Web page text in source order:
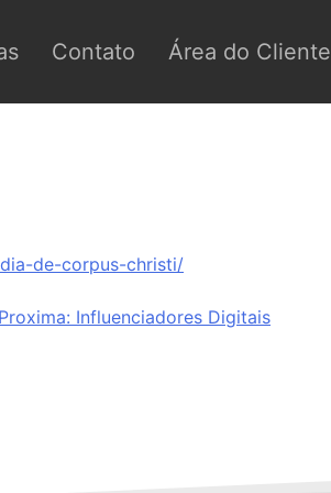
Contato Área do Cliente
de-corpus-christi/
Influenciadores Digitais